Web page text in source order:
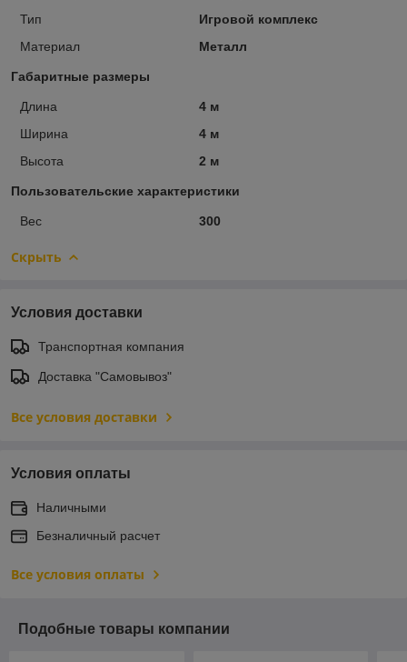
Тип
Игровой комплекс
Материал
Металл
Габаритные размеры
Длина
4 м
Ширина
4 м
Высота
2 м
Пользовательские характеристики
Вес 300
Скрыть
Условия доставки
Транспортная компания
Доставка "Самовывоз"
Все условия доставки
Условия оплаты
Наличными
Безналичный расчет
Все условия оплаты
Подобные товары компании